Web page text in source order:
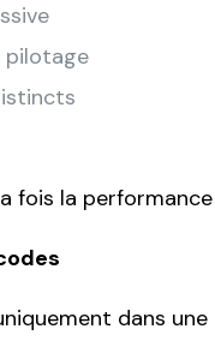
pilotage
la
dans